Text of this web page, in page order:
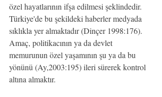
özel hayatlarının ifşa edilmesi şeklindedir.
Türkiye'de bu şekildeki haberler medyada
sıklıkla yer almaktadır (Dinçer 1998:176).
Amaç, politikacının ya da devlet
memurunun özel yaşamının şu ya da bu
yönünü (Ay,2003:195) ileri sürerek kontrol
altına almaktır.